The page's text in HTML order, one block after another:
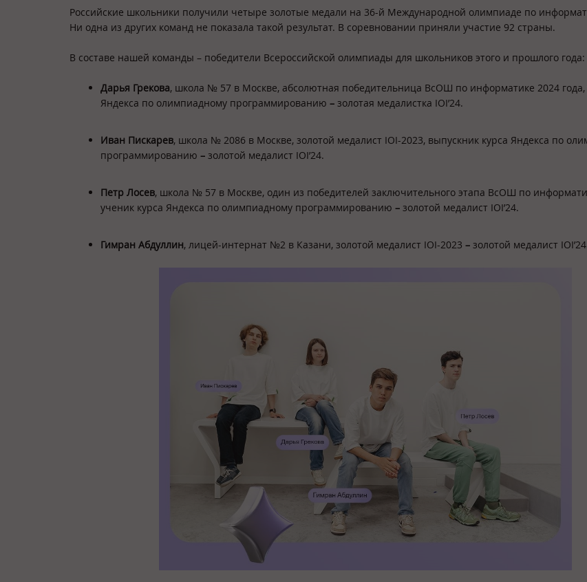
Российские школьники получили четыре золотые медали на 36-й Международной олимпиаде по
Ни одна из других команд не показала такой результат. В соревновании приняли участие 92 страны.
В составе нашей команды – победители Всероссийской олимпиады для школьников этого и прошлого года:
Дарья Грекова, школа № 57 в Москве, абсолютная победительница ВсОШ по информатике 2024 года,
Яндекса по олимпиадному программированию – золотая медалистка IOI’24.
Иван Пискарев, школа № 2086 в Москве, золотой медалист IOI-2023, выпускник курса Яндекса по
программированию – золотой медалист IOI’24.
Петр Лосев, школа № 57 в Москве, один из победителей заключительного этапа ВсОШ по
ученик курса Яндекса по олимпиадному программированию – золотой медалист IOI’24.
Гимран Абдуллин, лицей-интернат №2 в Казани, золотой медалист IOI-2023 – золотой медалист